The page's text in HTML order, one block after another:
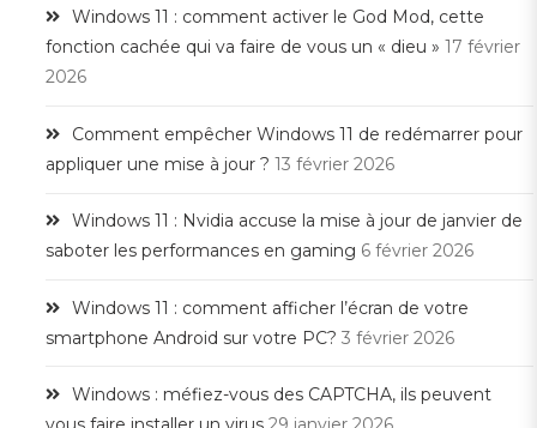
Windows 11 : comment activer le God Mod, cette
fonction cachée qui va faire de vous un « dieu » 17 février
2026
Comment empêcher Windows 11 de redémarrer pour
appliquer une mise à jour ? 13 février 2026
Windows 11 : Nvidia accuse la mise à jour de janvier de
saboter les performances en gaming 6 février 2026
Windows 11 : comment afficher l’écran de votre
smartphone Android sur votre PC? 3 février 2026
Windows : méfiez-vous des CAPTCHA, ils peuvent